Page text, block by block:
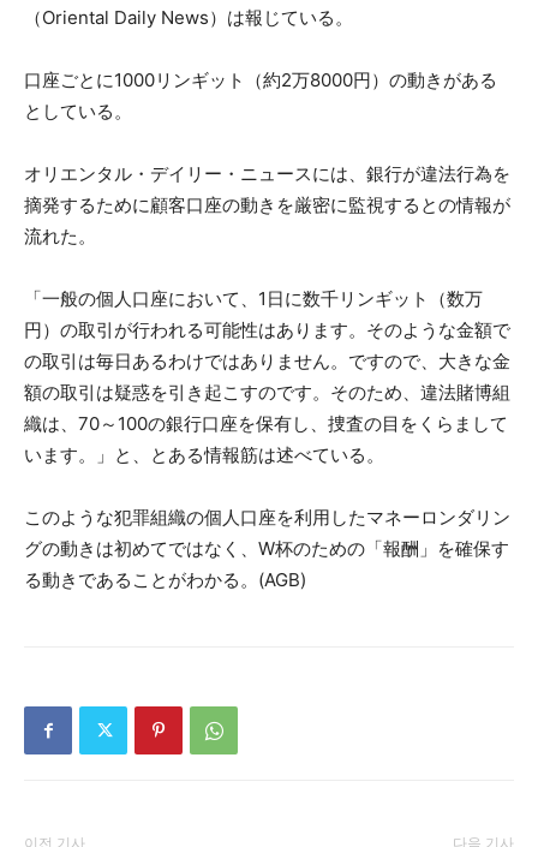
（Oriental Daily News）は報じている。
口座ごとに1000リンギット（約2万8000円）の動きがある
としている。
オリエンタル・デイリー・ニュースには、銀行が違法行為を
摘発するために顧客口座の動きを厳密に監視するとの情報が
流れた。
「一般の個人口座において、1日に数千リンギット（数万
円）の取引が行われる可能性はあります。そのような金額で
の取引は毎日あるわけではありません。ですので、大きな金
額の取引は疑惑を引き起こすのです。そのため、違法賭博組
織は、70～100の銀行口座を保有し、捜査の目をくらまして
います。」と、とある情報筋は述べている。
このような犯罪組織の個人口座を利用したマネーロンダリン
グの動きは初めてではなく、W杯のための「報酬」を確保す
る動きであることがわかる。(AGB)
이전 기사 다음 기사